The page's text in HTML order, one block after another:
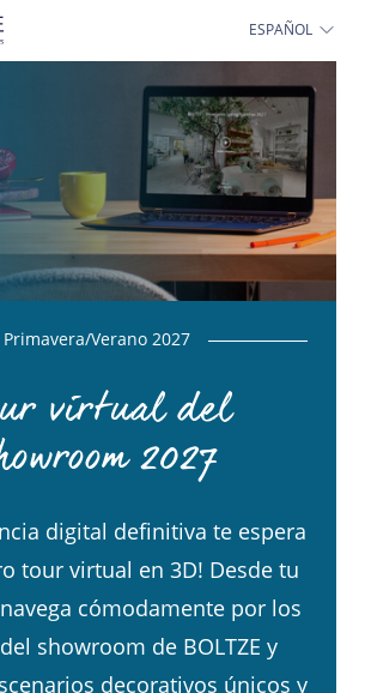
ESPAÑOL
Primavera/Verano 2027
virtual del
2027
digital definitiva te espera
tour virtual en 3D! Desde tu
cómodamente por los
showroom de BOLTZE y
decorativos únicos y